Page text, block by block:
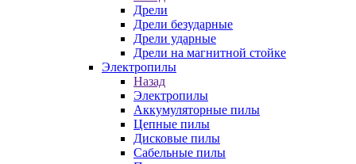
Дрели
Дрели безударные
Дрели ударные
Дрели на магнитной стойке
Электропилы
Назад
Электропилы
Аккумуляторные пилы
Цепные пилы
Дисковые пилы
Сабельные пилы